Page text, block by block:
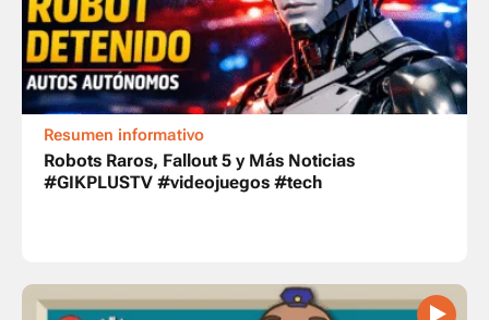
Resumen informativo
Robots Raros, Fallout 5 y Más Noticias
#GIKPLUSTV #videojuegos #tech